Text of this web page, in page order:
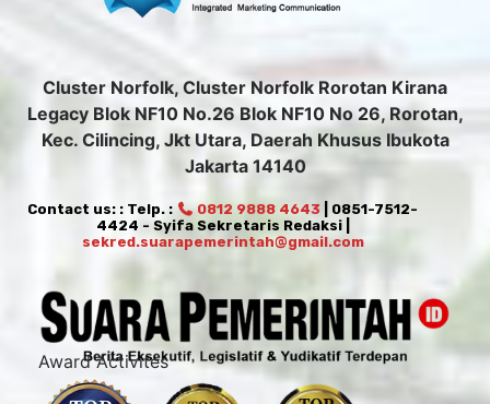
Cluster Norfolk, Cluster Norfolk Rorotan Kirana
Legacy Blok NF10 No.26 Blok NF10 No 26, Rorotan,
Kec. Cilincing, Jkt Utara, Daerah Khusus Ibukota
Jakarta 14140
Contact us: : Telp. : 0812 9888 4643 | 0851-7512-
4424 - Syifa Sekretaris Redaksi |
sekred.suarapemerintah@gmail.com
Award Activites